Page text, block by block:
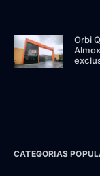
Orbi
CATEGORIAS